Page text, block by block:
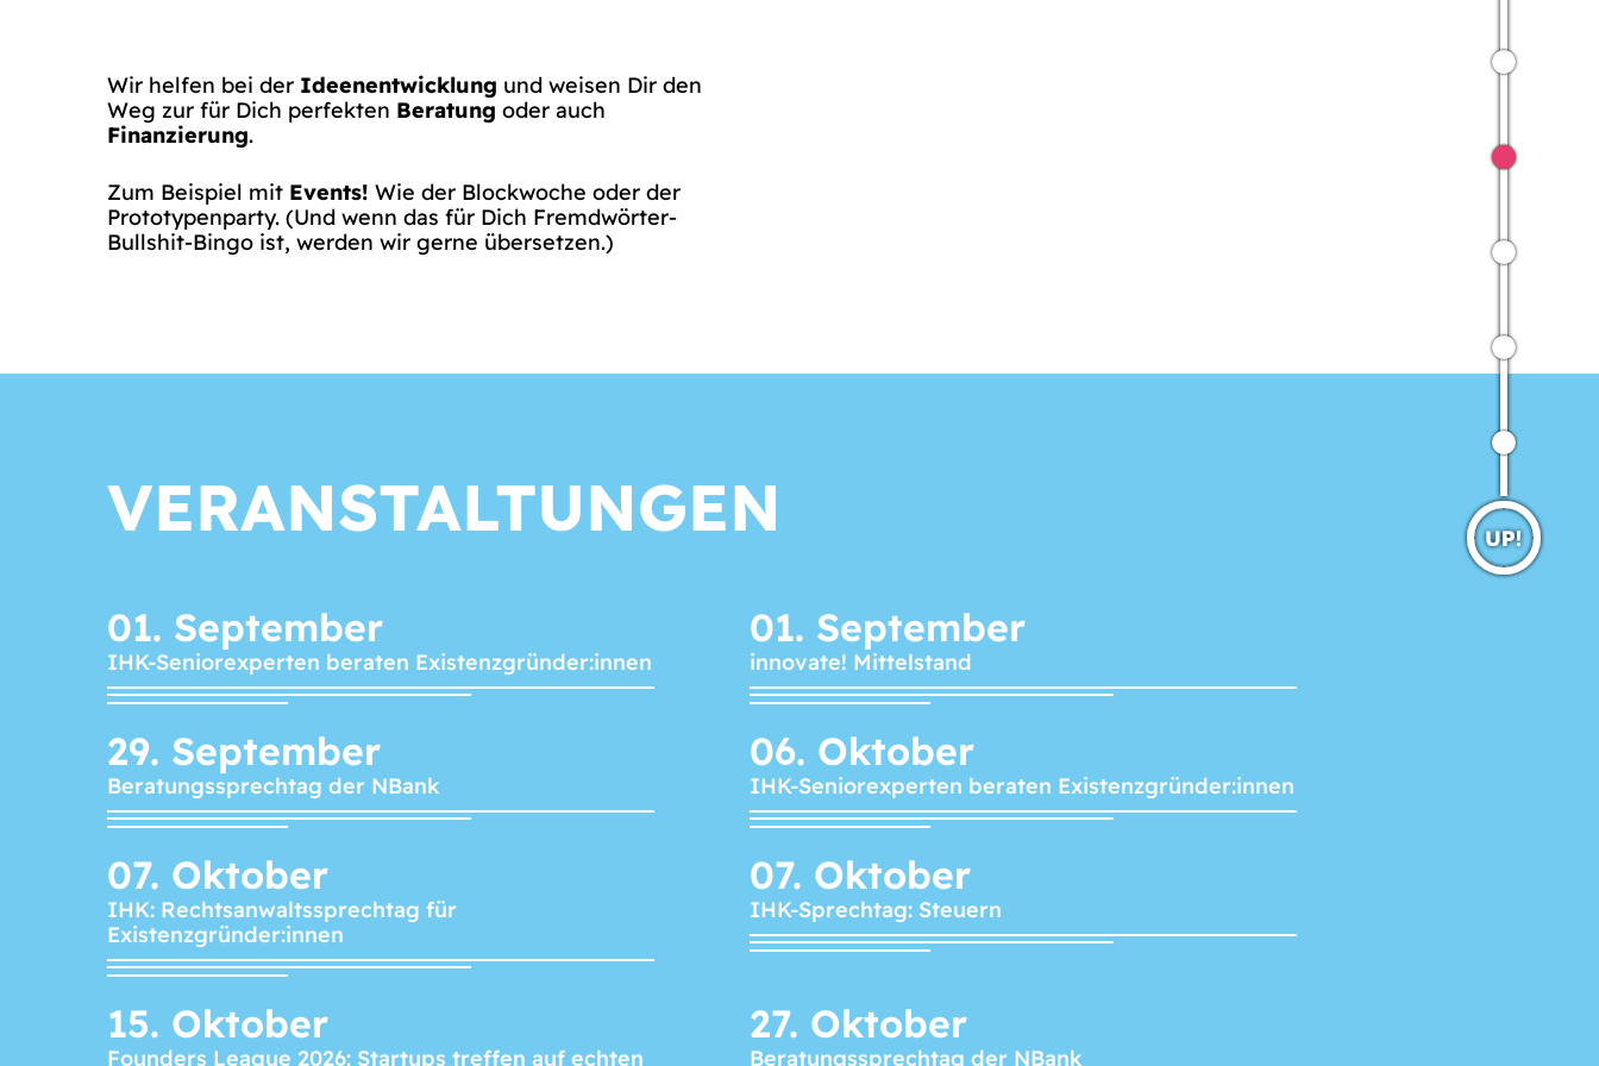
Wir helfen bei der Ideenentwicklung und weisen Dir den
Weg zur für Dich perfekten Beratung oder auch
Finanzierung.
Zum Beispiel mit Events! Wie der Blockwoche oder der
Prototypenparty. (Und wenn das für Dich Fremdwörter-
Bullshit-Bingo ist, werden wir gerne übersetzen.)
VERANSTALTUNGEN
01. September
IHK-Seniorexperten beraten Existenzgründer:innen
01. September
innovate! Mittelstand
29. September
Beratungssprechtag der NBank
06. Oktober
IHK-Seniorexperten beraten Existenzgründer:innen
07. Oktober
IHK: Rechtsanwaltssprechtag für
Existenzgründer:innen
07. Oktober
IHK-Sprechtag: Steuern
15. Oktober
Founders League 2026: Startups treffen auf echten
27. Oktober
Beratungssprechtag der NBank